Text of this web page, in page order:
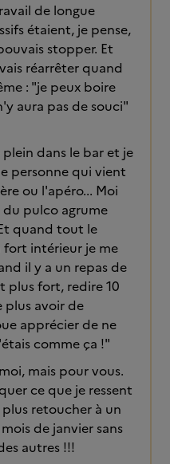
de longue
étaient, je pense,
stopper. Et
réarrêter quand
: "je peux boire
aura pas de souci"
dans le bar et je
personne qui vient
ou l'apéro... Moi
du pulco agrume
quand tout le
intérieur je me
il y a un repas de
plus fort, redire 10
plus avoir de
apprécier de ne
comme ça !"
mais pour vous.
ce que je ressent
retoucher à un
de janvier sans
autres !!!